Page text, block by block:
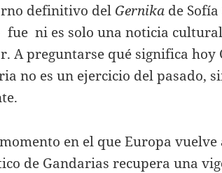
definitivo del Gernika de
fue ni es solo una noticia
A preguntarse qué significa hoy
no es un ejercicio del pasado,
en el que Europa vuelve
de Gandarias recupera una